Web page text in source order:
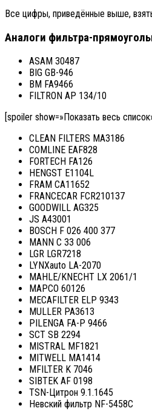
Все цифры, приведённые выше,
Аналоги фильтра-
ASAM 30487
BIG GB-946
BM FA9466
FILTRON AP 134/10
[spoiler show=»Показать весь
CLEAN FILTERS MA3186
COMLINE EAF828
FORTECH FA126
HENGST E1104L
FRAM CA11652
FRANCECAR FCR210137
GOODWILL AG325
JS A43001
BOSCH F 026 400 377
MANN C 33 006
LGR LGR7218
LYNXauto LA-2070
MAHLE/KNECHT LX 2061/1
MAPCO 60126
MECAFILTER ELP 9343
MULLER PA3613
PILENGA FA-P 9466
SCT SB 2294
MISTRAL MF1821
MITWELL MA1414
MFILTER K 7046
SIBTEK AF 0198
TSN-Цитрон 9.1.1645
Невский фильтр NF-5458C